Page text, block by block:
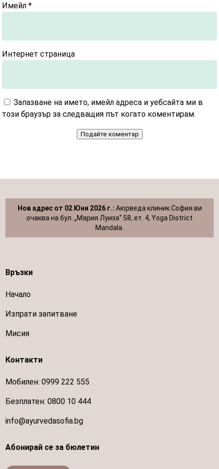
Имейл*
Интернет страница
Запазване на името, имейл адреса и уебсайта ми в
този браузър за следващия път когато коментирам.
Подайте коментар
Нов адрес от 02 Юни 2026 г.: Аюрведа клиник София ви
очаква на бул. „Мария Луиза“ 58, ет. 4, Yoga District
Mandala.
Връзки
Начало
Изпрати запитване
Мисия
Контакти
Мобилен:0999 222 555
Безплатен:0800 10 444
info@ayurvedasofia.bg
Абонирай се за бюлетин